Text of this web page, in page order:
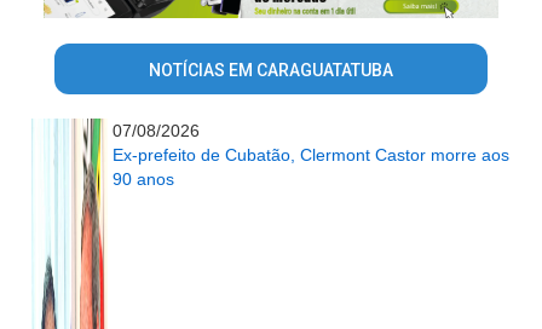
NOTÍCIAS EM CARAGUATATUBA
07/08/2026
Ex-prefeito de Cubatão, Clermont Castor morre aos
90 anos